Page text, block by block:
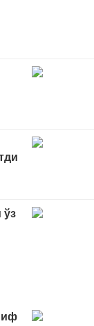
ўз